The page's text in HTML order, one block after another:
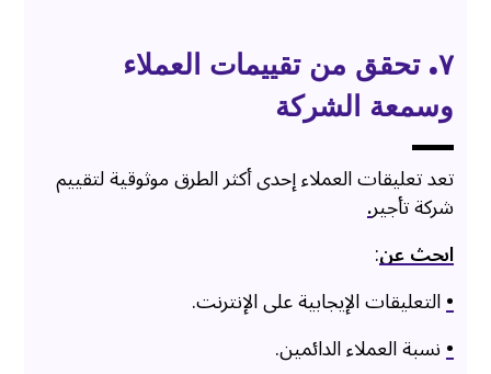
٧. تحقق من تقييمات العملاء
وسمعة الشركة
تعد تعليقات العملاء إحدى أكثر الطرق موثوقية لتقييم
شركة تأجير.
ابحث عن:
•التعليقات الإيجابية على الإنترنت.
•نسبة العملاء الدائمين.